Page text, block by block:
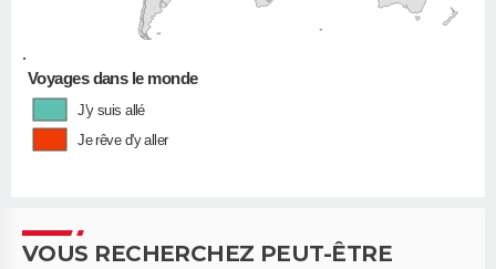
•
Voyages dans le monde
J'y suis allé
Je rêve d'y aller
VOUS RECHERCHEZ PEUT-ÊTRE